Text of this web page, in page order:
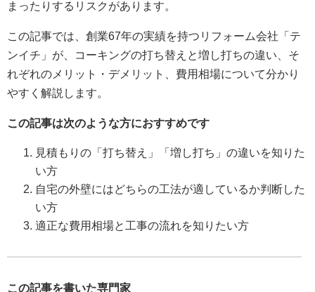
まったりするリスクがあります。
この記事では、創業67年の実績を持つリフォーム会社「テ
ンイチ」が、コーキングの打ち替えと増し打ちの違い、そ
れぞれのメリット・デメリット、費用相場について分かり
やすく解説します。
この記事は次のような方におすすめです
見積もりの「打ち替え」「増し打ち」の違いを知りた
い方
自宅の外壁にはどちらの工法が適しているか判断した
い方
適正な費用相場と工事の流れを知りたい方
この記事を書いた専門家